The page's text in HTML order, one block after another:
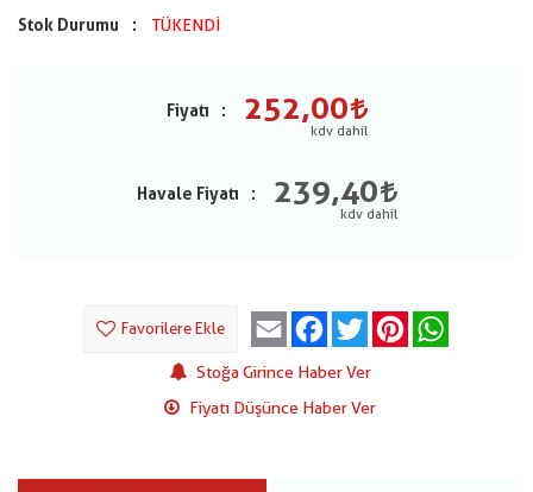
Stok Durumu
TÜKENDİ
Fiyatı 252,00
Havale Fiyatı 239,40
Favorilere Ekle Email Facebook
Twitter Pinterest
Stoğa Girince Haber Ver
Fiyatı Düşünce Haber Ver